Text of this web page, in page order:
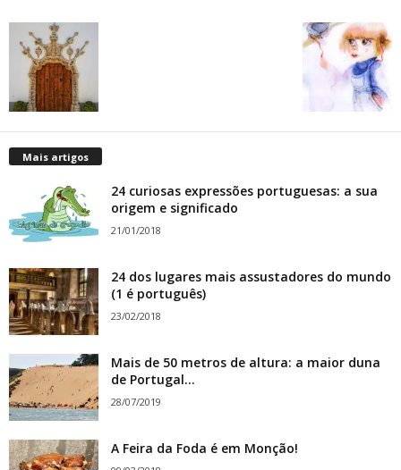
Mais artigos
24 curiosas expressões portuguesas: a sua
origem e significado
21/01/2018
24 dos lugares mais assustadores do mundo
(1 é português)
23/02/2018
Mais de 50 metros de altura: a maior duna
de Portugal...
28/07/2019
A Feira da Foda é em Monção!